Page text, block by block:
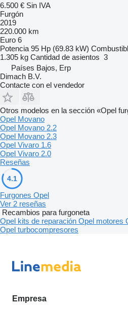
6.500 € Sin IVA
Furgón
2019
220.000 km
Euro 6
Potencia 95 Hp (69.83 kW)
1.305 kg Cantidad de asientos 3
Países Bajos, Erp
Dimach B.V.
Contacte con el vendedor
Otros modelos en la sección «Opel
Opel Movano
Opel Movano 2.2
Opel Movano 2.3
Opel Vivaro 1.6
Opel Vivaro 2.0
Reseñas
4.1
Furgones Opel
Ver 2 reseñas
Recambios para furgoneta
Opel kits de reparación Opel motores
Opel turbocompresores
Empresa